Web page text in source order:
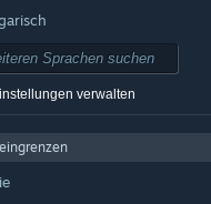
– Spanien
– Lateinamerika
verwalten